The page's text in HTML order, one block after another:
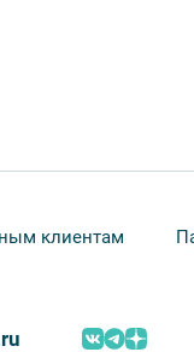
клиентам